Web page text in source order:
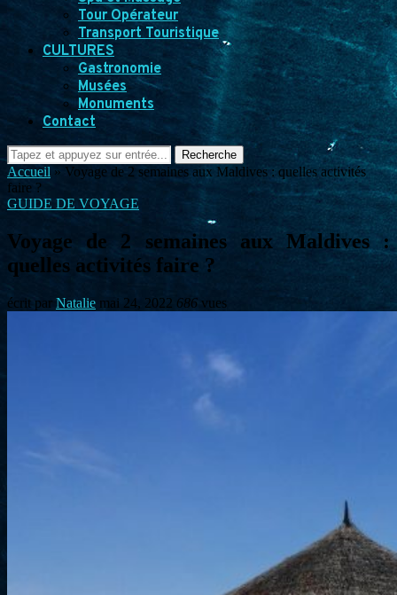
Tour Opérateur
Transport Touristique
CULTURES
Gastronomie
Musées
Monuments
Contact
Recherche
Accueil » Voyage de 2 semaines aux Maldives : quelles activités
faire ?
GUIDE DE VOYAGE
Voyage de 2 semaines aux Maldives :
quelles activités faire ?
écrit par Natalie mai 24, 2022 686 vues